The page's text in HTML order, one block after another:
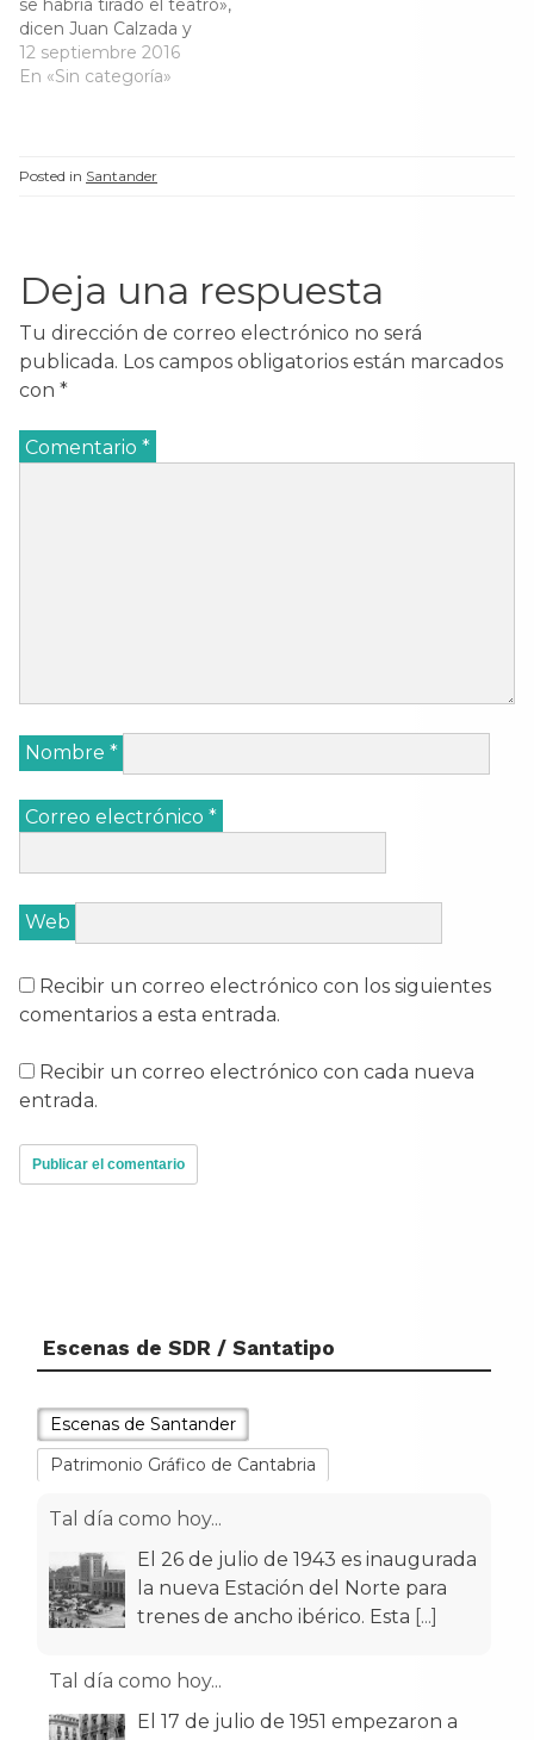
se habría tirado el teatro»,
dicen Juan Calzada y
Gerardo Mazorra al
cumplirse 50 años de la
Calzada Hijo del
nunca…
12 septiembre 2016
En «Sin categoría»
Posted in Santander
Deja una respuesta
Tu dirección de correo electrónico no será
publicada. Los campos obligatorios están marcados
con *
Comentario *
Nombre *
Correo electrónico *
Web
Recibir un correo electrónico con los siguientes
comentarios a esta entrada.
Recibir un correo electrónico con cada nueva
entrada.
Escenas de SDR / Santatipo
Escenas de Santander
Patrimonio Gráfico de Cantabria
Tal día como hoy...
El 26 de julio de 1943 es inaugurada
la nueva Estación del Norte para
trenes de ancho ibérico. Esta [...]
Tal día como hoy...
El 17 de julio de 1951 empezaron a